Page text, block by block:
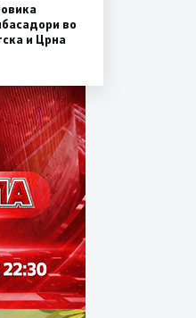
во
и Црна